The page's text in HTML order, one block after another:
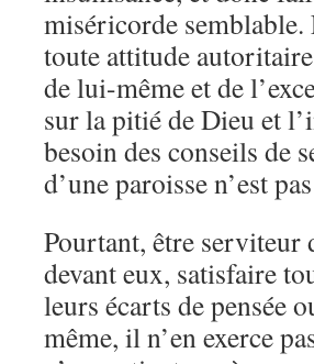
miséricorde
toute attitude
de lui-même et de
sur la pitié de Dieu et
besoin des conseils de
d’une paroisse n’est
Pourtant, être serviteur
devant eux, satisfaire
leurs écarts de pensée
même, il n’en exerce